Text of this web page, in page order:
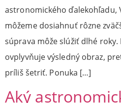
astronomického ďalekohľadu,
môžeme dosiahnuť rôzne
súprava môže slúžiť dlhé roky.
ovplyvňuje výsledný obraz,
príliš šetriť. Ponuka […]
Aký